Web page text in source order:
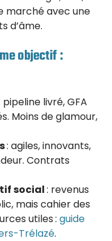
marché avec une
d’âme.
objectif :
pipeline livré, GFA
Moins de glamour,
: agiles, innovants,
Contrats
social: revenus
mais cahier des
utiles : guide
Trélazé.